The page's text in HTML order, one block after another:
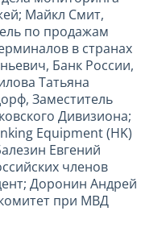
Майкл Смит,
по продажам
в странах
Банк России,
Татьяна
Заместитель
Дивизиона;
Equipment (HK)
Евгений
членов
Доронин Андрей
при МВД